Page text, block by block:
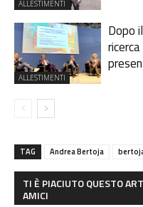
ALLESTIMENTI
ALLESTIMENTI
Dopo
TAG Andrea Bertoja
TI È PIACIUTO QUESTO
AMICI